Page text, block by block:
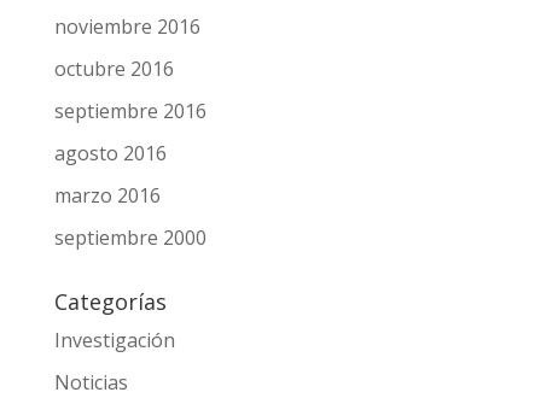
noviembre 2016
octubre 2016
septiembre 2016
agosto 2016
marzo 2016
septiembre 2000
Categorías
Investigación
Noticias